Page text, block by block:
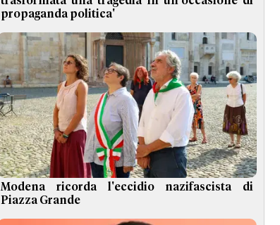
propaganda politica'
Modena ricorda l'eccidio nazifascista di
Piazza Grande